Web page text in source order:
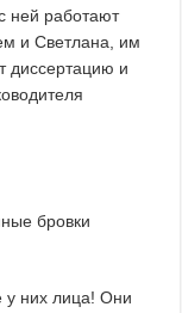
ней работают
и Светлана, им
диссертацию и
бровки
них лица! Они